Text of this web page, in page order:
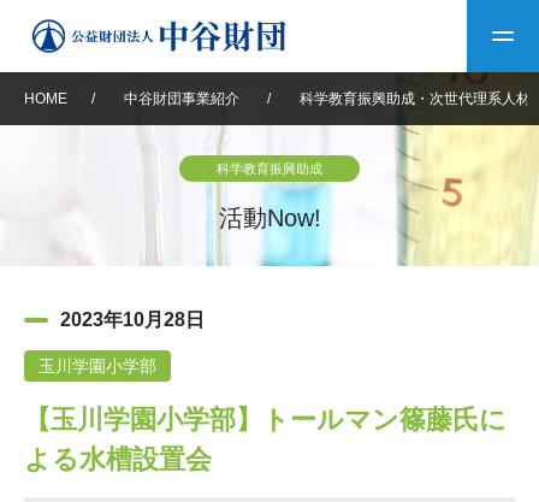
中谷財団について
設立趣意書
沿革 40年史デジタルブック
中谷財団事業紹介
神戸賞 長期大型研究助成
その他情報
HOME / 中谷財団事業紹介 / 科学教育振興助成・次世代理系人材
科学教育振興助成
活動Now!
2023年10月28日
玉川学園小学部
【玉川学園小学部】トールマン篠藤氏に
よる水槽設置会